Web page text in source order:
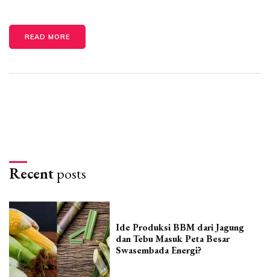
READ MORE
Recentposts
Ide Produksi BBM dari Jagung
dan Tebu Masuk Peta Besar
Swasembada Energi?